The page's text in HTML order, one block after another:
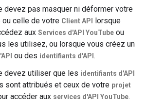
devez pas masquer ni déformer votre
ou celle de votre Client API
lorsque
aux Services d'API YouTube ou
les utilisez, ou lorsque vous créez un
ou des identifiants d'API .
devez utiliser que les identifiants d'API
sont attribués et ceux de votre projet
accéder aux services d'API YouTube.